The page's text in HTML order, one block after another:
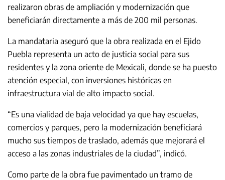
realizaron obras de ampliación y modernización que
beneficiarán directamente a más de 200 mil personas.
La mandataria aseguró que la obra realizada en el Ejido
Puebla representa un acto de justicia social para sus
residentes y la zona oriente de Mexicali, donde se ha puesto
atención especial, con inversiones históricas en
infraestructura vial de alto impacto social.
“Es una vialidad de baja velocidad ya que hay escuelas,
comercios y parques, pero la modernización beneficiará
mucho sus tiempos de traslado, además que mejorará el
acceso a las zonas industriales de la ciudad”, indicó.
Como parte de la obra fue pavimentado un tramo de